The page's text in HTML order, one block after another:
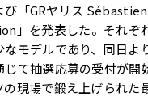
び「GRヤリス
」を発表した。それぞ
なモデルであり、同日よ
じて抽選応募の受付が開
の現場で鍛え上げられた